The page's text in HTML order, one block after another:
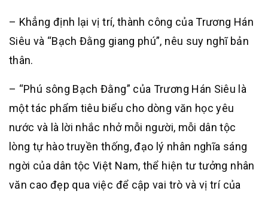
– Khẳng định lại vị trí, thành công của Trương Hán
Siêu và “Bạch Đằng giang phú”, nêu suy nghĩ bản
thân.
– “Phú sông Bạch Đằng” của Trương Hán Siêu là
một tác phẩm tiêu biểu cho dòng văn học yêu
nước và là lời nhắc nhở mỗi người, mỗi dân tộc
lòng tự hào truyền thống, đạo lý nhân nghĩa sáng
ngời của dân tộc Việt Nam, thể hiện tư tưởng nhân
văn cao đẹp qua việc để cập vai trò và vị trí của